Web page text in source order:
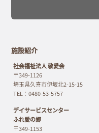
施設紹介
社会福祉法人 敬愛会
〒349-1126
埼玉県久喜市伊坂北2-15-15
TEL：0480-53-5757
デイサービスセンター
ふれ愛の郷
〒349-1153